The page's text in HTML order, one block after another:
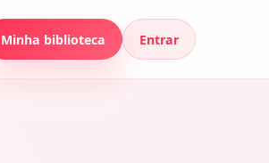
Minha biblioteca Entrar